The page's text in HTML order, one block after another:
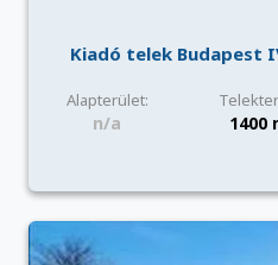
Kiadó telek Budapest
Alapterület:
n/a 1400